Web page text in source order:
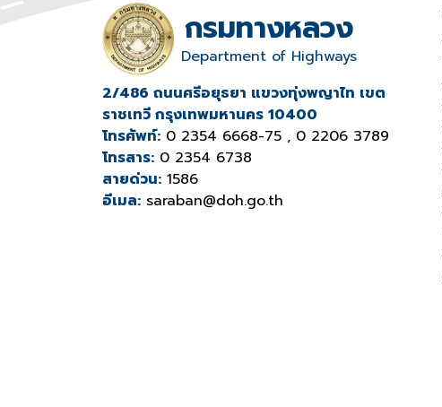
กรมทางหลวง
Department of Highways
2/486 ถนนศรีอยุธยา แขวงทุ่งพญาไท เขต
ราชเทวี กรุงเทพมหานคร 10400
โทรศัพท์: 0 2354 6668-75 , 0 2206 3789
โทรสาร: 0 2354 6738
สายด่วน: 1586
อีเมล: saraban@doh.go.th